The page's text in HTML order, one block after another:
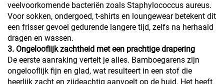
veelvoorkomende bacteriën zoals Staphylococcus aureus.
Voor sokken, ondergoed, t-shirts en loungewear betekent dit
een frisser gevoel gedurende langere tijd, zelfs na herhaald
dragen en wassen.
3. Ongelooflijk zachtheid met een prachtige drapering
De eerste aanraking vertelt je alles. Bamboegarens zijn
ongelooflijk fijn en glad, wat resulteert in een stof die
heerlijk zacht en zijdeachtig aanvoelt op de huid. Het heeft